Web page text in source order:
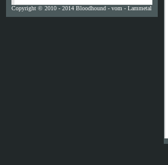
Copyright © 2010 - 2014 Bloodhound - vom - Lammetal